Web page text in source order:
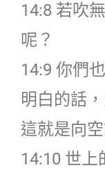
14:8 若吹
呢？
14:9 你們
明白的話
這就是向
14:10 世